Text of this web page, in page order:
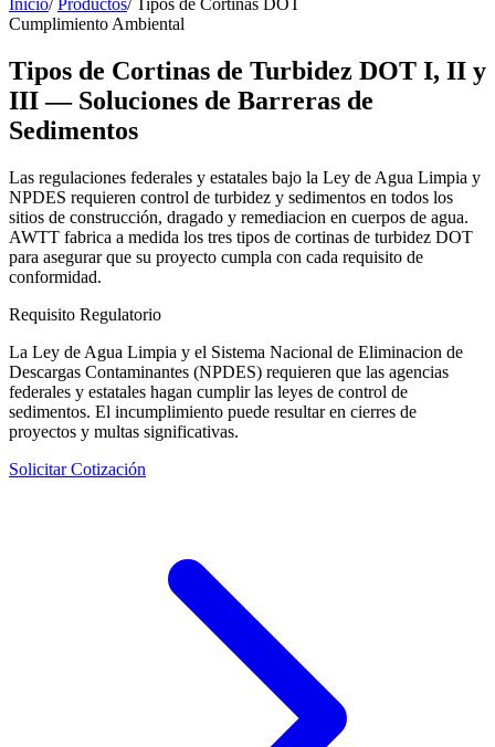
Inicio/ Productos/ Tipos de Cortinas DOT
Cumplimiento Ambiental
Tipos de Cortinas de Turbidez DOT I, II y
III — Soluciones de Barreras de
Sedimentos
Las regulaciones federales y estatales bajo la Ley de Agua Limpia y
NPDES requieren control de turbidez y sedimentos en todos los
sitios de construcción, dragado y remediacion en cuerpos de agua.
AWTT fabrica a medida los tres tipos de cortinas de turbidez DOT
para asegurar que su proyecto cumpla con cada requisito de
conformidad.
Requisito Regulatorio
La Ley de Agua Limpia y el Sistema Nacional de Eliminacion de
Descargas Contaminantes (NPDES) requieren que las agencias
federales y estatales hagan cumplir las leyes de control de
sedimentos. El incumplimiento puede resultar en cierres de
proyectos y multas significativas.
Solicitar Cotización